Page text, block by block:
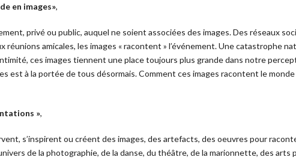
en images»,
privé ou public, auquel ne soient associées des images. Des réseaux
réunions amicales, les images « racontent » l’événement. Une catastrophe
ces images tiennent une place toujours plus grande dans notre
est à la portée de tous désormais. Comment ces images racontent le
»,
s’inspirent ou créent des images, des artefacts, des oeuvres pour
de la photographie, de la danse, du théâtre, de la marionnette, des